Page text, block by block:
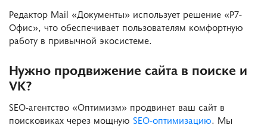
Редактор Mail «Документы» использует решение «Р7-
Офис», что обеспечивает пользователям комфортную
работу в привычной экосистеме.
Нужно продвижение сайта в поиске и
VK?
SEO-агентство «Оптимизм» продвинет ваш сайт в
поисковиках через мощную SEO-оптимизацию. Мы